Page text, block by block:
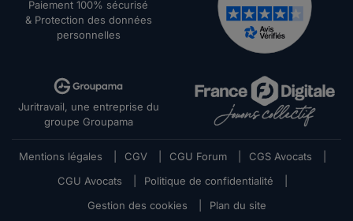
Paiement 100% sécurisé
& Protection des données
personnelles
Juritravail, une entreprise du
groupe Groupama
Mentions légales CGV CGU Forum CGS Avocats
CGU Avocats
Politique de confidentialité
Gestion des cookies
Plan du site